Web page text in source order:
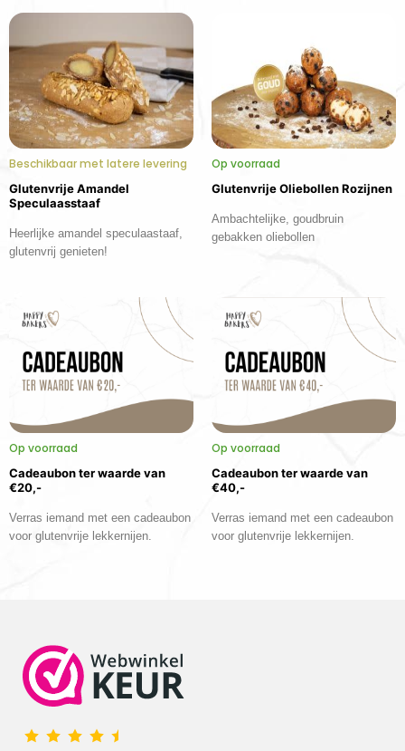
Beschikbaar met latere levering
Glutenvrije Amandel
Speculaasstaaf
Heerlijke amandel speculaastaaf,
glutenvrij genieten!
Op voorraad
Glutenvrije Oliebollen Rozijnen
Ambachtelijke, goudbruin
gebakken oliebollen
Op voorraad
Cadeaubon ter waarde van
€20,-
Verras iemand met een cadeaubon
voor glutenvrije lekkernijen.
Op voorraad
Cadeaubon ter waarde van
€40,-
Verras iemand met een cadeaubon
voor glutenvrije lekkernijen.